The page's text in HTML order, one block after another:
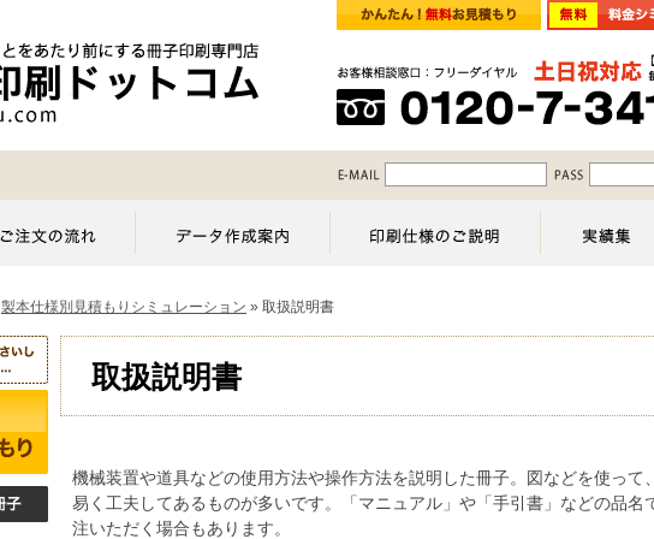
製本仕様別見積もりシミュレーション » 取扱説明書
取扱説明書
機械装置や道具などの使用方法や操作方法を説明した冊子。図などを使って
易く工夫してあるものが多いです。「マニュアル」や「手引書」などの品名
注いただく場合もあります。